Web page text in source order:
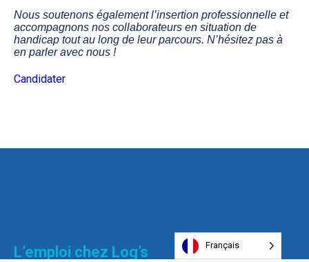
Nous soutenons également l’insertion professionnelle et
accompagnons nos collaborateurs en situation de
handicap tout au long de leur parcours. N’hésitez pas à
en parler avec nous !
Candidater
L’emploi chez Log’s Français